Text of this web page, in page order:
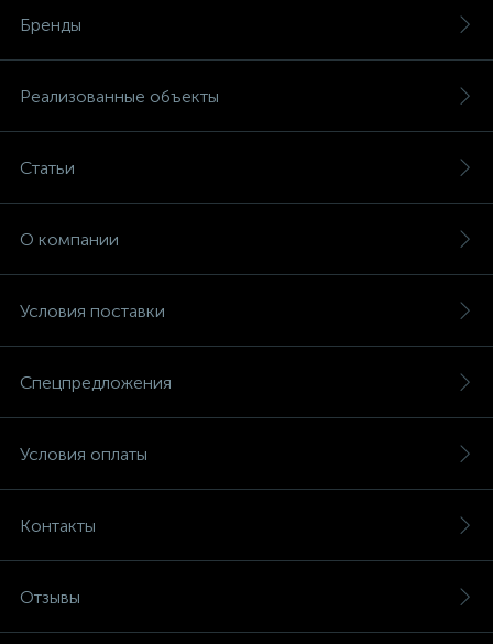
Бренды
Реализованные объекты
Статьи
О компании
Условия поставки
Спецпредложения
Условия оплаты
Контакты
Отзывы